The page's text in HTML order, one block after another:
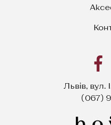
Львів,
(067)